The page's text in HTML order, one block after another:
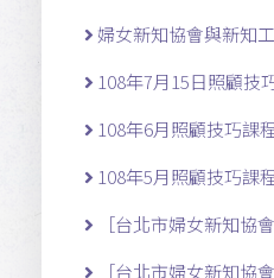
婦女新知協會與新知
108年7月15日照顧技
108年6月照顧技巧課
108年5月照顧技巧課
［台北市婦女新知協
［台北市婦女新知協